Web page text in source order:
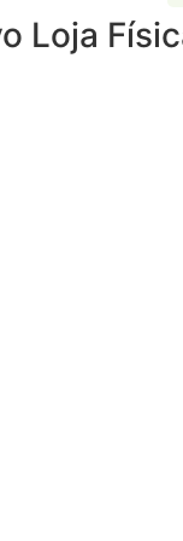
Loja